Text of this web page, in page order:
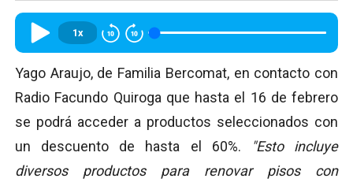
1x
Yago Araujo, de Familia Bercomat, en contacto con
Radio Facundo Quiroga que hasta el 16 de febrero
se podrá acceder a productos seleccionados con
un descuento de hasta el 60%.
"Esto incluye
diversos productos para renovar pisos con